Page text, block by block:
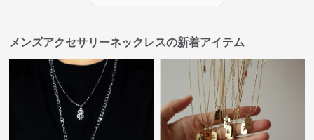
メンズアクセサリーネックレスの新着アイテム